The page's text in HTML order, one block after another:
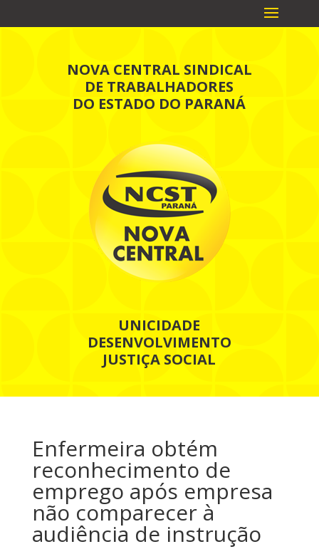
NOVA CENTRAL SINDICAL
DE TRABALHADORES
DO ESTADO DO PARANÁ
UNICIDADE
DESENVOLVIMENTO
JUSTIÇA SOCIAL
Enfermeira obtém
reconhecimento de
emprego após empresa
não comparecer à
audiência de instrução